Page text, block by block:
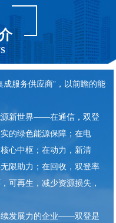
成服务供应商”，以前瞻的能
源新世界——在通信，双登
的绿色能源保障；在电
心中枢；在动力，新清
限助力；在回收，双登率
可再生，减少资源损失，
续发展力的企业——双登是